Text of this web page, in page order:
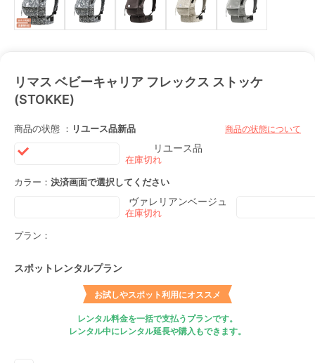
リマス ベビーキャリア フレックス ストッケ
(STOKKE)
商品の状態 ： リユース品新品 商品の状態について
リユース品
カラー： 決済画面で選択してください
ヴァレリアンベージュ
プラン：
スポットレンタルプラン
お試しやスポット利用にオススメ
レンタル料金を一括で支払うプランです。
レンタル中にレンタル延長や購入もできます。